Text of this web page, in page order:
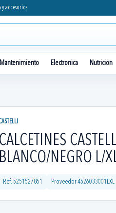
y accesorios
Mantenimiento Electronica Nutricion
CALCETINES
BLANCO/NEGRO L/
Ref.5251527861 Proveedor4526033001LXL